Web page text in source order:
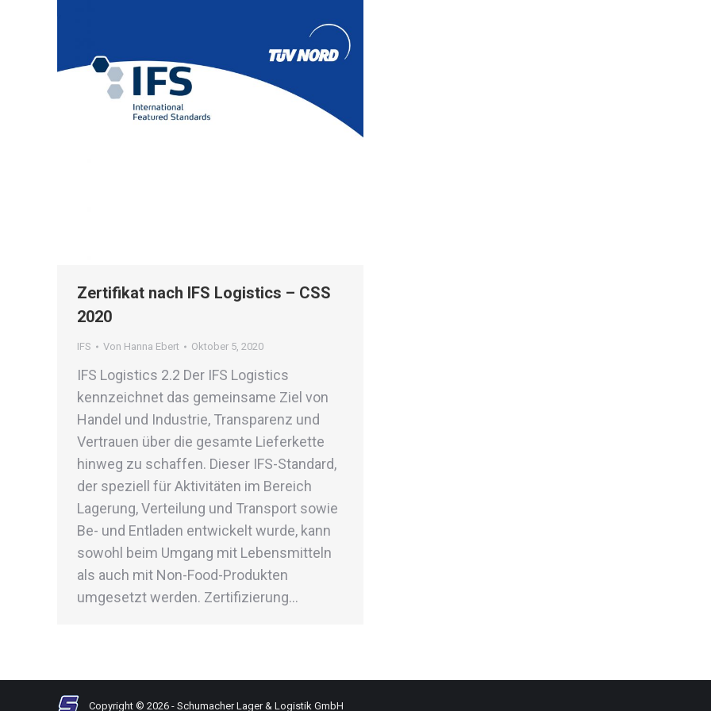
Zertifikat nach IFS Logistics – CSS
2020
IFS Von Hanna Ebert Oktober 5, 2020
IFS Logistics 2.2 Der IFS Logistics
kennzeichnet das gemeinsame Ziel von
Handel und Industrie, Transparenz und
Vertrauen über die gesamte Lieferkette
hinweg zu schaffen. Dieser IFS-Standard,
der speziell für Aktivitäten im Bereich
Lagerung, Verteilung und Transport sowie
Be- und Entladen entwickelt wurde, kann
sowohl beim Umgang mit Lebensmitteln
als auch mit Non-Food-Produkten
umgesetzt werden. Zertifizierung…
Copyright © 2026 - Schumacher Lager & Logistik GmbH